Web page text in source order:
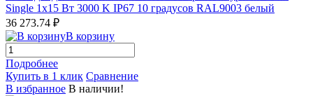
Single 1x15 Вт 3000 K IP67 10 градусов RAL9003 белый
36 273.74 ₽
В корзину
Подробнее
Купить в 1 клик Сравнение
В избранное В наличии!